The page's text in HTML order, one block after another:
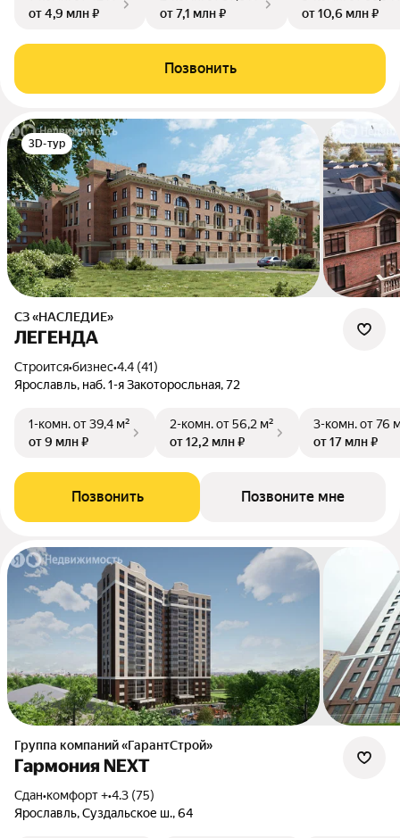
от 4,9 млн ₽
от 7,1 млн ₽
от 10,6 млн ₽
Позвонить
3D-тур
СЗ «НАСЛЕДИЕ»
ЛЕГЕНДА
Строится•бизнес•4.4 (41)
Ярославль, наб. 1-я Закоторосльная, 72
1-комн.от 39,4 м²
от 9 млн ₽
2-комн.от 56,2 м²
от 12,2 млн ₽
3-комн.от 76
от 17 млн ₽
Позвонить Позвоните мне
Группа компаний «ГарантСтрой»
Гармония NEXT
Сдан•комфорт +•4.3 (75)
Ярославль, Суздальское ш., 64